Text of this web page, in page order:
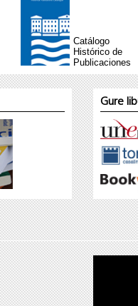
Catálogo
Histórico de
Publicaciones
Gure